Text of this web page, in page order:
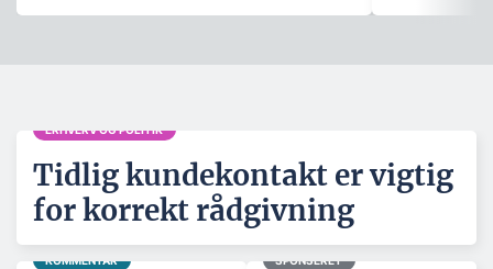
ERHVERV OG POLITIK
Tidlig kundekontakt er vigtig
for korrekt rådgivning
KOMMENTAR SPONSERET